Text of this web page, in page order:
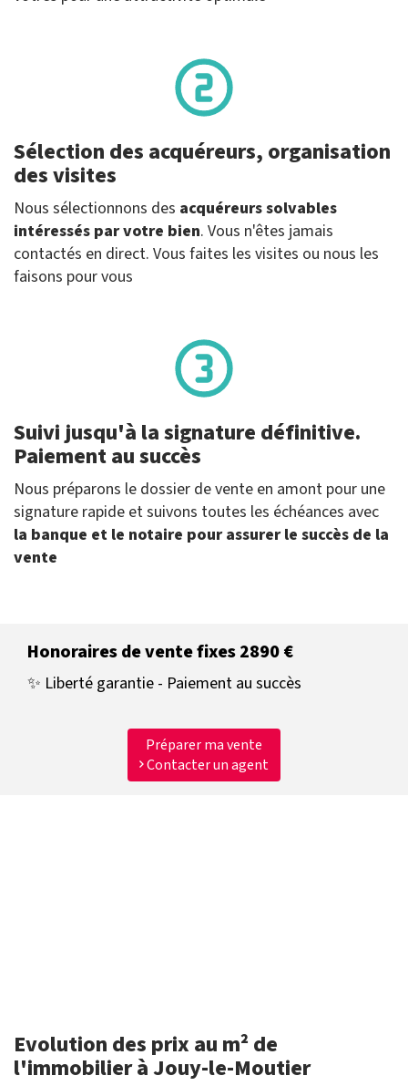
Sélection des acquéreurs, organisation
des visites
Nous sélectionnons des acquéreurs solvables
intéressés par votre bien. Vous n'êtes jamais
contactés en direct. Vous faites les visites ou nous les
faisons pour vous
Suivi jusqu'à la signature définitive.
Paiement au succès
Nous préparons le dossier de vente en amont pour une
signature rapide et suivons toutes les échéances avec
la banque et le notaire pour assurer le succès de la
vente
Honoraires de vente fixes 2890 €
✨ Liberté garantie - Paiement au succès
Préparer ma vente
Contacter un agent
Evolution des prix au m² de
l'immobilier à Jouy-le-Moutier